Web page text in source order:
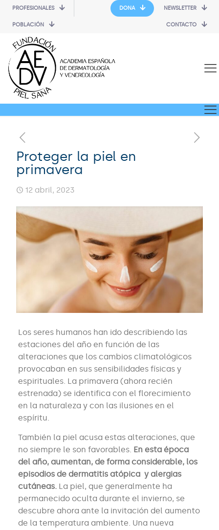
PROFESIONALES
POBLACIÓN
DONA NEWSLETTER
CONTACTO
Proteger la piel en
primavera
12 abril, 2023
Los seres humanos han ido describiendo las
estaciones del año en función de las
alteraciones que los cambios climatológicos
provocaban en sus sensibilidades físicas y
espirituales. La primavera (ahora recién
estrenada) se identifica con el florecimiento
en la naturaleza y con las ilusiones en el
espíritu.
También la piel acusa estas alteraciones, que
no siempre le son favorables. En esta época
del año, aumentan, de forma considerable, los
episodios de dermatitis atópica y alergias
cutáneas. La piel, que generalmente ha
permanecido oculta durante el invierno, se
descubre ahora ante la invitación del aumento
de la temperatura ambiente. Una nueva